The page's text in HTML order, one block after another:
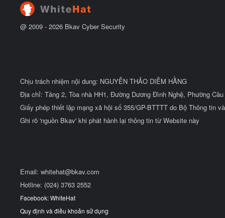
u
@ 2009 - 2026 Bkav Cyber Security
Chịu trách nhiệm nội dung: NGUYỄN THẢO DIỄM HẰNG
Địa chỉ: Tầng 2, Tòa nhà HH1, Đường Dương Đình Nghệ, Phường
Giấy phép thiết lập mạng xã hội số 355/GP-BTTTT do Bộ Thông tin
Ghi rõ 'nguồn Bkav' khi phát hành lại thông tin từ Website này
Email: whitehat@bkav.com
Hotline: (024) 3763 2552
Facebook: WhiteHat
Quy định và điều khoản sử dụng